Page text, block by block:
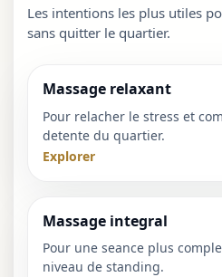
Les intentions les plus utiles
sans quitter le quartier.
Massage relaxant
Pour relacher le stress et
detente du quartier.
Explorer
Massage integral
Pour une seance plus
niveau de standing.